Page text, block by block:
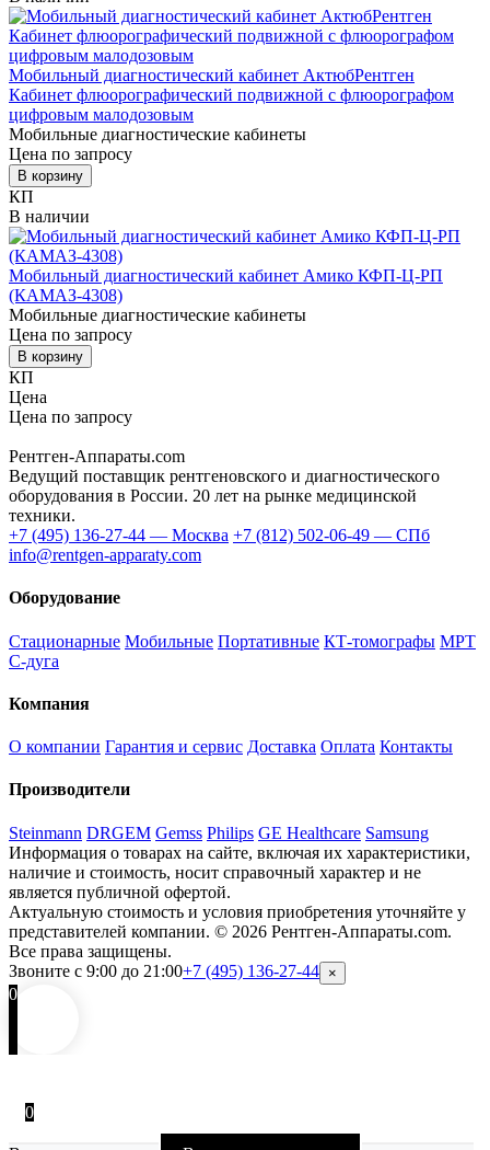
Мобильный диагностический кабинет АктюбРентген
Кабинет флюорографический подвижной с флюорографом
цифровым малодозовым
Мобильные диагностические кабинеты
Цена по запросу
В корзину
КП
В наличии
Мобильный диагностический кабинет Амико КФП-Ц-РП
(КАМАЗ-4308)
Мобильные диагностические кабинеты
Цена по запросу
В корзину
КП
Цена
Цена по запросу
Рентген-Аппараты.com
Ведущий поставщик рентгеновского и диагностического
оборудования в России. 20 лет на рынке медицинской
техники.
+7 (495) 136-27-44 — Москва +7 (812) 502-06-49 — СПб
info@rentgen-apparaty.com
Оборудование
Стационарные Мобильные Портативные КТ-томографы МРТ
С-дуга
Компания
О компании Гарантия и сервис Доставка Оплата Контакты
Производители
Steinmann DRGEM Gemss Philips GE Healthcare Samsung
Информация о товарах на сайте, включая их характеристики,
наличие и стоимость, носит справочный характер и не
является публичной офертой.
Актуальную стоимость и условия приобретения уточняйте у
представителей компании. © 2026 Рентген-Аппараты.com.
Все права защищены.
Звоните с 9:00 до 21:00+7 (495) 136-27-44 ×
0
0